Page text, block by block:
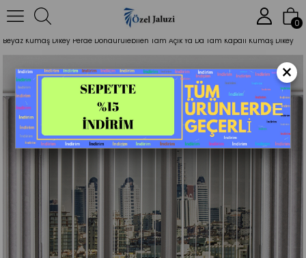
0
Anasayfa
Beyaz Kumaş Dikey Perde Döndürülebilen Tam Açık Ya Da Tam Kapalı Kumaş Dikey
×